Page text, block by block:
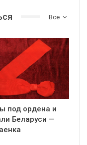
Все
под ордена и
Беларуси —